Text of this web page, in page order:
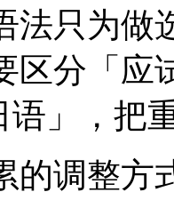
法只为做
区分「应
语」，把
的调整方